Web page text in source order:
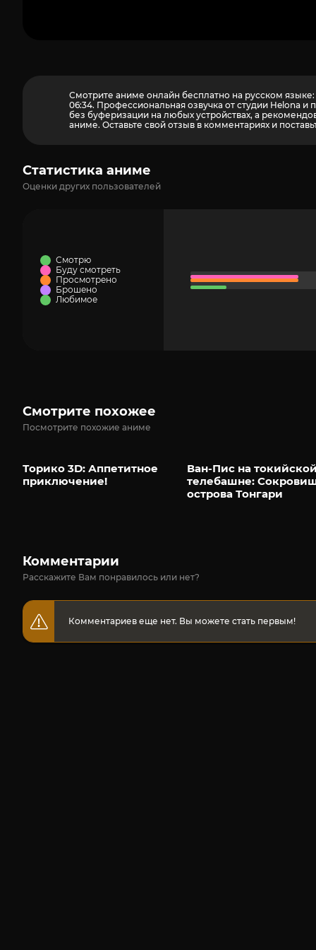
Смотрите аниме онлайн бесплатно на русском
06:34. Профессиональная озвучка от студии Helona
без буферизации на любых устройствах, а
аниме. Оставьте свой отзыв в комментариях и
Статистика аниме
Оценки других пользователей
Смотрю
Буду смотреть
Просмотрено
Брошено
Любимое
Смотрите похожее
Посмотрите похожие аниме
Торико 3D: Аппетитное
приключение!
Ван-Пис на
телебашне:
острова Тонгари
Комментарии
Расскажите Вам понравилось или нет?
Комментариев еще нет. Вы можете стать первым!